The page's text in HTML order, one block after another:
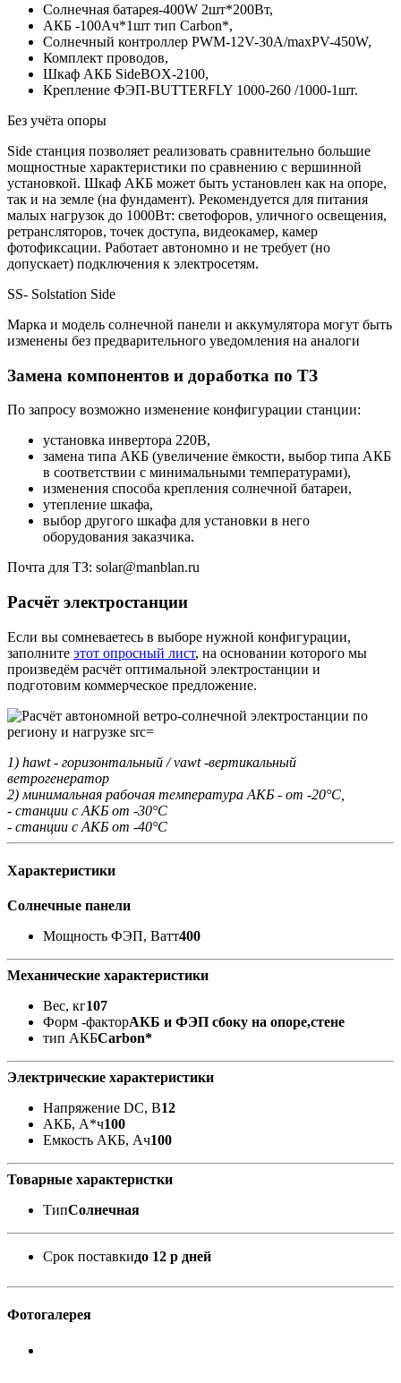
Солнечная батарея-400W 2шт*200Вт,
АКБ -100Aч*1шт тип Carbon*,
Солнечный контроллер PWM-12V-30A/maxPV-450W,
Комплект проводов,
Шкаф АКБ SideBOX-2100,
Крепление ФЭП-BUTTERFLY 1000-260 /1000-1шт.
Без учёта опоры
Side станция позволяет реализовать сравнительно большие
мощностные характеристики по сравнению с вершинной
установкой. Шкаф АКБ может быть установлен как на опоре,
так и на земле (на фундамент). Рекомендуется для питания
малых нагрузок до 1000Вт: светофоров, уличного освещения,
ретрансляторов, точек доступа, видеокамер, камер
фотофиксации. Работает автономно и не требует (но
допускает) подключения к электросетям.
SS- Solstation Side
Марка и модель солнечной панели и аккумулятора могут быть
изменены без предварительного уведомления на аналоги
Замена компонентов и доработка по ТЗ
По запросу возможно изменение конфигурации станции:
установка инвертора 220В,
замена типа АКБ (увеличение ёмкости, выбор типа АКБ
в соответствии с минимальными температурами),
изменения способа крепления солнечной батареи,
утепление шкафа,
выбор другого шкафа для установки в него
оборудования заказчика.
Почта для ТЗ: solar@manblan.ru
Расчёт электростанции
Если вы сомневаетесь в выборе нужной конфигурации,
заполните этот опросный лист, на основании которого мы
произведём расчёт оптимальной электростанции и
подготовим коммерческое предложение.
1) hawt - горизонтальный / vawt -вертикальный
ветрогенератор
2) минимальная рабочая температура АКБ - от -20°С,
- станции с АКБ от -30°С
- станции с АКБ от -40°С
Характеристики
Солнечные панели
Мощность ФЭП, Ватт400
Механические характеристики
Вес, кг107
Форм -факторАКБ и ФЭП сбоку на опоре,стене
тип АКБCarbon*
Электрические характеристики
Напряжение DC, В12
АКБ, А*ч100
Емкость АКБ, Ач100
Товарные характеристки
ТипСолнечная
Срок поставкидо 12 р дней
Фотогалерея